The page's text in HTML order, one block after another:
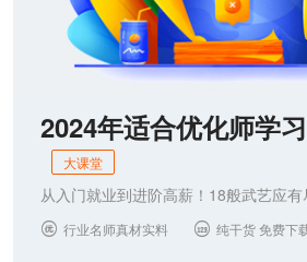
2024年适合优化师学
大课堂
从入门就业到进阶高薪！18般武艺应有
 行业名师真材实料  纯干货 免费下